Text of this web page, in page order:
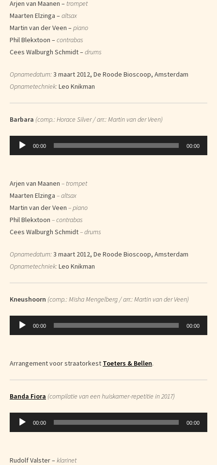
Arjen van Maanen – trompet
Maarten Elzinga –altsax
Martin van der Veen –piano
Phil Blekxtoon –contrabas
Cees Walburgh Schmidt –drums
Opnamedatum:3 maart 2012, De Roode Bioscoop, Amsterdam
Opnametechniek:Leo Knikman
Barbara (comp.: Horace Silver / arr.: Martin van der Veen)
Audiospeler
00:00 00:00
Arjen van Maanen – trompet
Maarten Elzinga – altsax
Martin van der Veen – piano
Phil Blekxtoon – contrabas
Cees Walburgh Schmidt– drums
Opnamedatum:3 maart 2012, De Roode Bioscoop, Amsterdam
Opnametechniek:Leo Knikman
Kneushoorn (comp.: Misha Mengelberg / arr.: Martin vander Veen)
Audiospeler
00:00 00:00
Arrangement voor straatorkest Toeters & Bellen.
Banda Fiora (compilatie van een huiskamer-repetitie in 2017)
Audiospeler
00:00 00:00
Rudolf Valster –klarinet